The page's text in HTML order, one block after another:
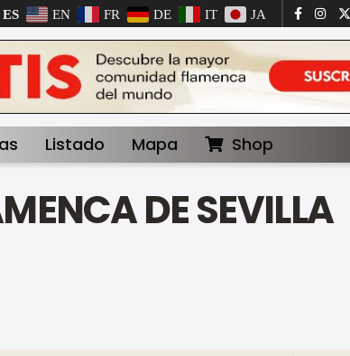
ES EN FR DE IT JA
Listado Mapa Shop
DE SEVILLA